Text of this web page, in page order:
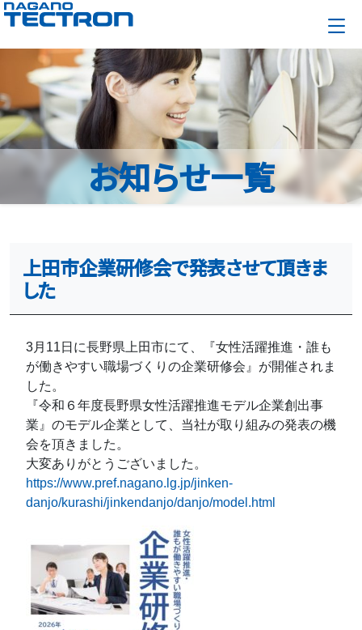
お知らせ一覧
上田市企業研修会で発表させて頂きま
した
3月11日に長野県上田市にて、『女性活躍推進・誰も
が働きやすい職場づくりの企業研修会』が開催されま
した。
『令和６年度長野県女性活躍推進モデル企業創出事
業』のモデル企業として、当社が取り組みの発表の機
会を頂きました。
大変ありがとうございました。
https://www.pref.nagano.lg.jp/jinken-
danjo/kurashi/jinkendanjo/danjo/model.html